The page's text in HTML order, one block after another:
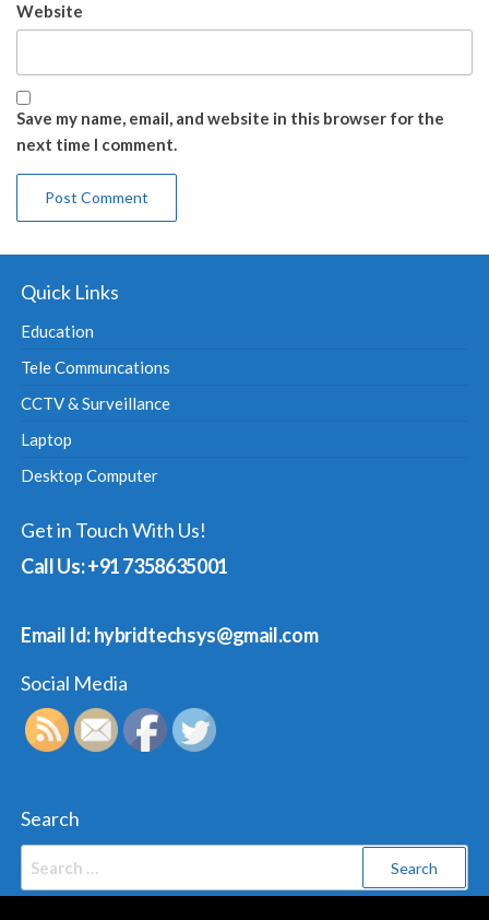
Website
Save my name, email, and website in this browser for the
next time I comment.
Quick Links
Education
Tele Communcations
CCTV & Surveillance
Laptop
Desktop Computer
Get in Touch With Us!
Call Us: +91 7358635001
Email Id: hybridtechsys@gmail.com
Social Media
Search